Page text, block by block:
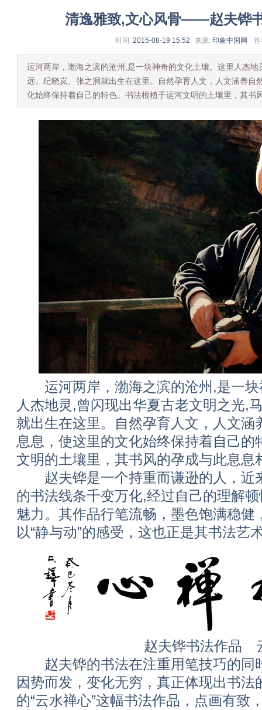
清逸雅致,文心风骨——赵夫铧
时间: 2015-08-19 15:52 来源: 印象中国网 作
运河两岸，渤海之滨的沧州,是一块神奇的文化土壤。这里人杰
远、纪晓岚、张之洞就出生在这里。自然孕育人文，人文涵养自
化始终保持着自己的特色。书法根植于运河文明的土壤里，其书
运河两岸，渤海之滨的沧州,是一块
人杰地灵,曾闪现出华夏古老文明之光,
就出生在这里。自然孕育人文，人文涵
息息，使这里的文化始终保持着自己的
文明的土壤里，其书风的孕成与此息息
赵夫铧是一个持重而谦逊的人，近
的书法线条千变万化,经过自己的理解
魅力。其作品行笔流畅，墨色饱满稳健
以“静与动”的感受，这也正是其书法艺
赵夫铧书法作品
赵夫铧的书法在注重用笔技巧的同
因势而发，变化无穷，真正体现出书法
的“云水禅心”这幅书法作品，点画有致